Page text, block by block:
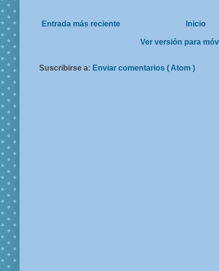
Entrada más reciente Inicio
Ver versión para
Suscribirse a: Enviar comentarios ( Atom )